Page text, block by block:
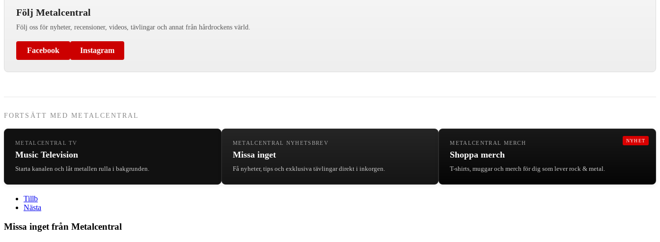
Följ Metalcentral
Följ oss för nyheter, recensioner, videos, tävlingar och annat från hårdrockens värld.
Facebook Instagram
FORTSÄTT MED METALCENTRAL
METALCENTRAL TV
Music Television
Starta kanalen och låt metallen rulla i bakgrunden.
METALCENTRAL NYHETSBREV
Missa inget
Få nyheter, tips och exklusiva tävlingar direkt i inkorgen.
NYHET
METALCENTRAL MERCH
Shoppa merch
T-shirts, muggar och merch för dig som lever rock & metal.
Tillb
Nästa
Missa inget från Metalcentral